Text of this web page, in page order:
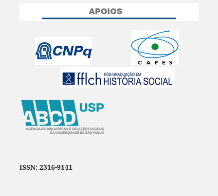
ISSN: 2316-9141